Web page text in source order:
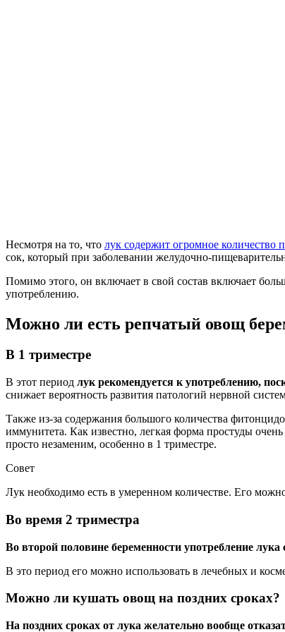
Несмотря на то, что лук содержит огромное количество
сок, который при заболевании желудочно-
Помимо этого, он включает в свой состав включает
употреблению.
Можно ли есть репчатый овощ
В 1 триместре
В этот период лук рекомендуется к употреблению,
снижает вероятность развития патологий нервной
Также из-за содержания большого количества
иммунитета. Как известно, легкая форма простуды
просто незаменим, особенно в 1 триместре.
Совет
Лук необходимо есть в умеренном количестве. Его
Во время 2 триместра
Во второй половине беременности употребление лука
В это период его можно использовать в лечебных и
Можно ли кушать овощ на поздних сроках?
На поздних сроках от лука желательно вообще